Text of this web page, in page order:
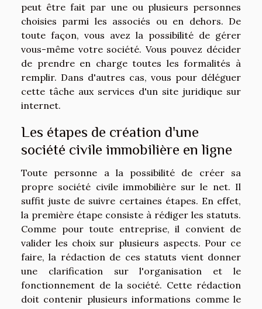
peut être fait par une ou plusieurs personnes
choisies parmi les associés ou en dehors. De
toute façon, vous avez la possibilité de gérer
vous-même votre société. Vous pouvez décider
de prendre en charge toutes les formalités à
remplir. Dans d'autres cas, vous pour déléguer
cette tâche aux services d'un site juridique sur
internet.
Les étapes de création d'une
société civile immobilière en ligne
Toute personne a la possibilité de créer sa
propre société civile immobilière sur le net. Il
suffit juste de suivre certaines étapes. En effet,
la première étape consiste à rédiger les statuts.
Comme pour toute entreprise, il convient de
valider les choix sur plusieurs aspects. Pour ce
faire, la rédaction de ces statuts vient donner
une clarification sur l'organisation et le
fonctionnement de la société. Cette rédaction
doit contenir plusieurs informations comme le